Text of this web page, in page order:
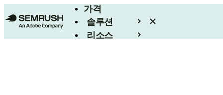
가격
솔루션
리소스